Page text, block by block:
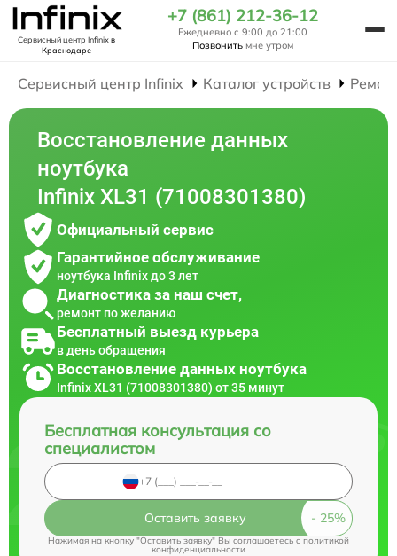
Сервисный центр Infinixв
Краснодаре
+7 (861) 212-36-12
Ежедневно с 9:00 до 21:00
Позвонить мне утром
Сервисный центр Infinix Каталог устройств
Восстановление данных
ноутбука
Infinix XL31 (71008301380)
Официальный сервис
Гарантийное обслуживание
ноутбука Infinix до 3 лет
Диагностика за наш счет,
ремонт по желанию
Бесплатный выезд курьера
в день обращения
Восстановление данных ноутбука
Infinix XL31 (71008301380) от 35 минут
Бесплатная консультация со
специалистом
Оставить заявку
Нажимая на кнопку "Оставить заявку" Вы соглашаетесь cполитикой
конфиденциальности